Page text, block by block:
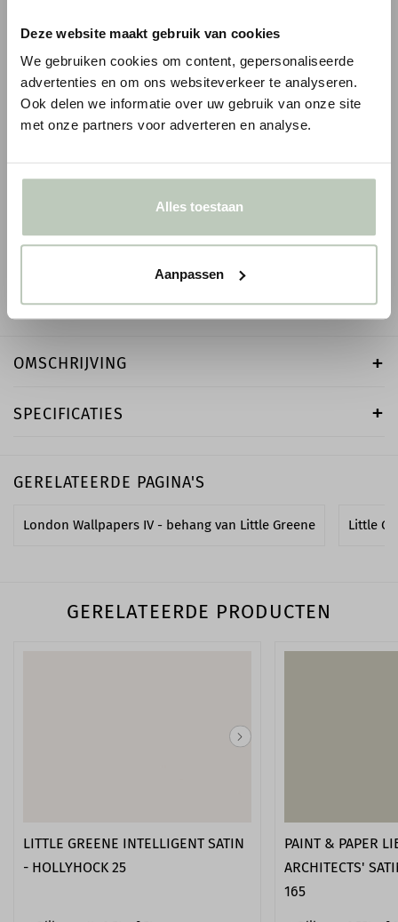
Deze website maakt gebruik van cookies
We gebruiken cookies om content, gepersonaliseerde
advertenties en om ons websiteverkeer te analyseren.
Ook delen we informatie over uw gebruik van onze site
met onze partners voor adverteren en analyse.
Alles toestaan
Aanpassen
● Voor 10.15 uur besteld, vandaag verzonden
- + -
OMSCHRIJVING
SPECIFICATIES
GERELATEERDE PAGINA'S
London Wallpapers IV - behang van Little Greene Little
GERELATEERDE PRODUCTEN
LITTLE GREENE INTELLIGENT SATIN
- HOLLYHOCK 25
PAINT & PAPER
ARCHITECTS'
165